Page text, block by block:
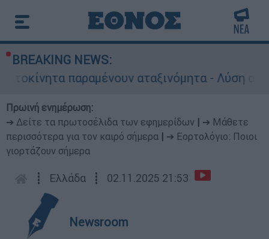
BREAKING NEWS:
αταξινόμητα - Λύση αναζητά το
Πρωινή ενημέρωση:
➔ Δείτε τα πρωτοσέλιδα των εφημερίδων
➔ Μάθετε
περισσότερα για τον καιρό σήμερα
➔ Εορτολόγιο: Ποιοι
γιορτάζουν σήμερα
┋ Ελλάδα ┋ 02.11.2025 21:53
Newsroom